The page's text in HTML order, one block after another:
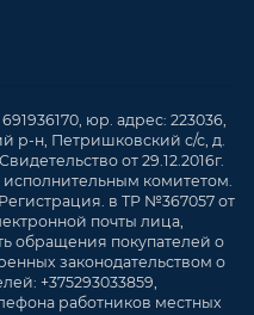
юр. адрес: 223036,
р-н, Петришковский с/с, д.
от 29.12.2016г.
комитетом.
в ТР №367057 от
почты лица,
обращения покупателей о
законодательством о
+375293033859,
работников местных